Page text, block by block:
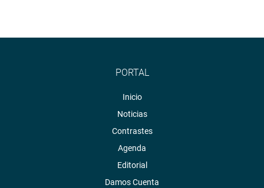
PORTAL
Inicio
Noticias
Contrastes
Agenda
Editorial
Damos Cuenta